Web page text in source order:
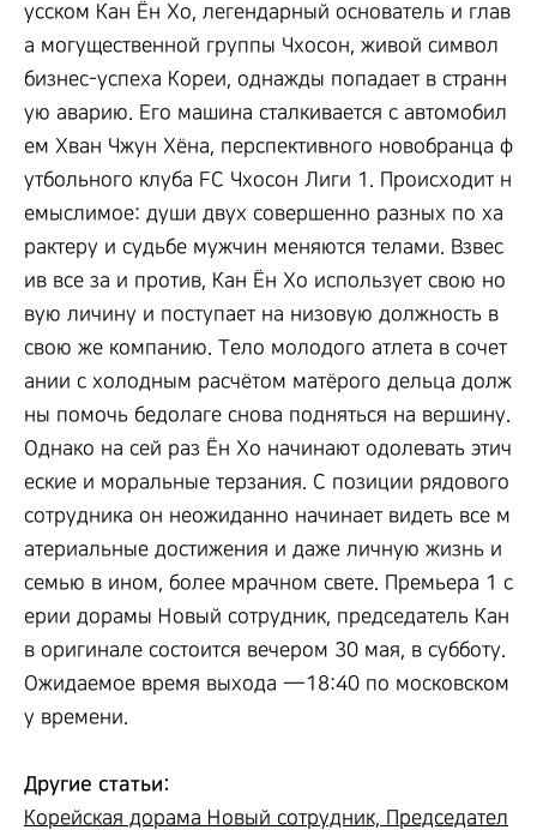
усском Кан Ён Хо, легендарный основатель и глав
а могущественной группы Чхосон, живой символ
бизнес-успеха Кореи, однажды попадает в странн
ую аварию. Его машина сталкивается с автомобил
ем Хван Чжун Хёна, перспективного новобранца ф
утбольного клуба FC Чхосон Лиги 1. Происходит н
емыслимое: души двух совершенно разных по ха
рактеру и судьбе мужчин меняются телами. Взвес
ив все за и против, Кан Ён Хо использует свою но
вую личину и поступает на низовую должность в
свою же компанию. Тело молодого атлета в сочет
ании с холодным расчётом матёрого дельца долж
ны помочь бедолаге снова подняться на вершину.
Однако на сей раз Ён Хо начинают одолевать этич
еские и моральные терзания. С позиции рядового
сотрудника он неожиданно начинает видеть все м
атериальные достижения и даже личную жизнь и
семью в ином, более мрачном свете. Премьера 1 с
ерии дорамы Новый сотрудник, председатель Кан
в оригинале состоится вечером 30 мая, в субботу.
Ожидаемое время выхода —18:40 по московском
у времени.
Другие статьи:
Корейская дорама Новый сотрудник, Председател